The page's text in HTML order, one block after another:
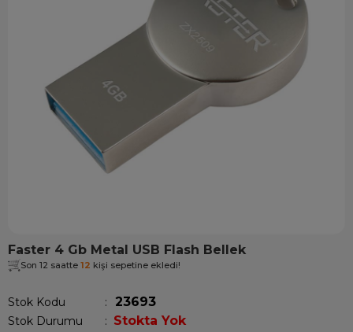
Faster 4 Gb Metal USB Flash Bellek
Son 12 saatte 12 kişi sepetine ekledi!
Stok Kodu 23693
Stok Durumu : Stokta Yok